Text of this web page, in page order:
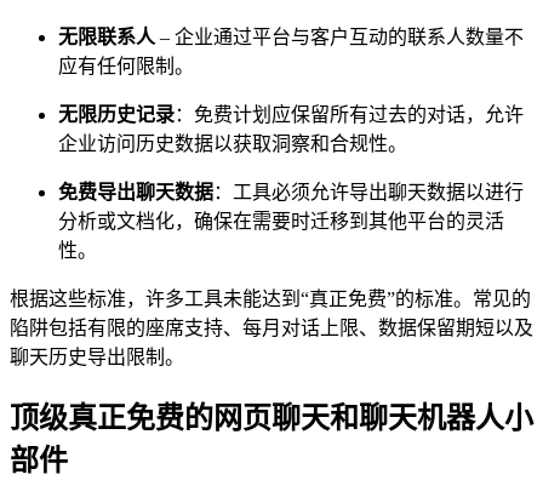
无限联系人 – 企业通过平台与客户互动的联系人数量不
应有任何限制。
无限历史记录：免费计划应保留所有过去的对话，允许
企业访问历史数据以获取洞察和合规性。
免费导出聊天数据：工具必须允许导出聊天数据以进行
分析或文档化，确保在需要时迁移到其他平台的灵活
性。
根据这些标准，许多工具未能达到“真正免费”的标准。常见的
陷阱包括有限的座席支持、每月对话上限、数据保留期短以及
聊天历史导出限制。
顶级真正免费的网页聊天和聊天机器人小
部件